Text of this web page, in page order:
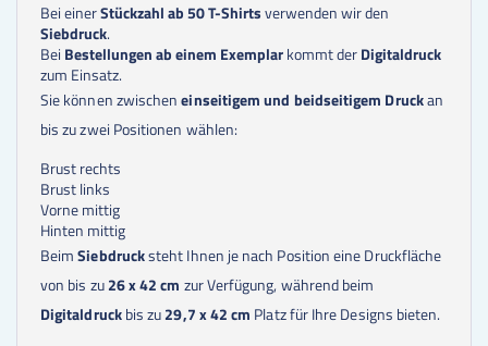
Bei einerStückzahl ab 50 T-Shirtsverwenden wir den
Siebdruck.
Bei Bestellungen ab einem Exemplarkommt derDigitaldruck
zum Einsatz.
Sie können zwischeneinseitigem und beidseitigem Druckan
bis zu zwei Positionen wählen:
Brust rechts
Brust links
Vorne mittig
Hinten mittig
BeimSiebdrucksteht Ihnen je nach Position eine Druckfläche
von bis zu26 x 42 cm zur Verfügung, während beim
Digitaldruckbis zu29,7 x 42 cm Platz für Ihre Designs bieten.